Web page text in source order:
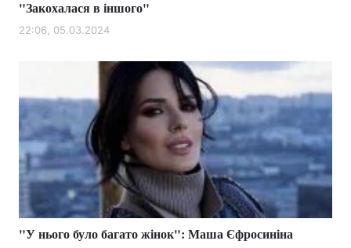
"Закохалася в іншого"
22:06, 05.03.2024
"У нього було багато жінок": Маша Єфросиніна